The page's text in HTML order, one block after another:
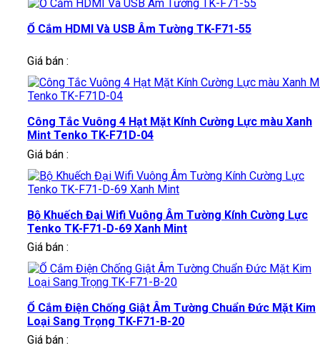
Ổ Cắm HDMI Và USB Âm Tường TK-F71-55
Giá bán :
Công Tắc Vuông 4 Hạt Mặt Kính Cường Lực màu Xanh
Mint Tenko TK-F71D-04
Giá bán :
Bộ Khuếch Đại Wifi Vuông Âm Tường Kính Cường Lực
Tenko TK-F71-D-69 Xanh Mint
Giá bán :
Ổ Cắm Điện Chống Giật Âm Tường Chuẩn Đức Mặt Kim
Loại Sang Trọng TK-F71-B-20
Giá bán :